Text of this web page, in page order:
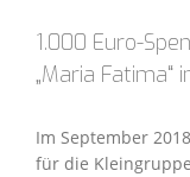
1.000 Euro-
„Maria Fatima“
Im September
für die